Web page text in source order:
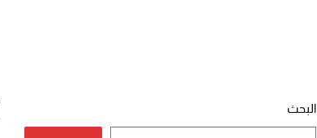
البحث